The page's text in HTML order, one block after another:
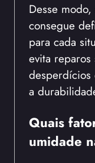
Desse
consegue
para cada
evita
desperdícios
a
Quais
umidade